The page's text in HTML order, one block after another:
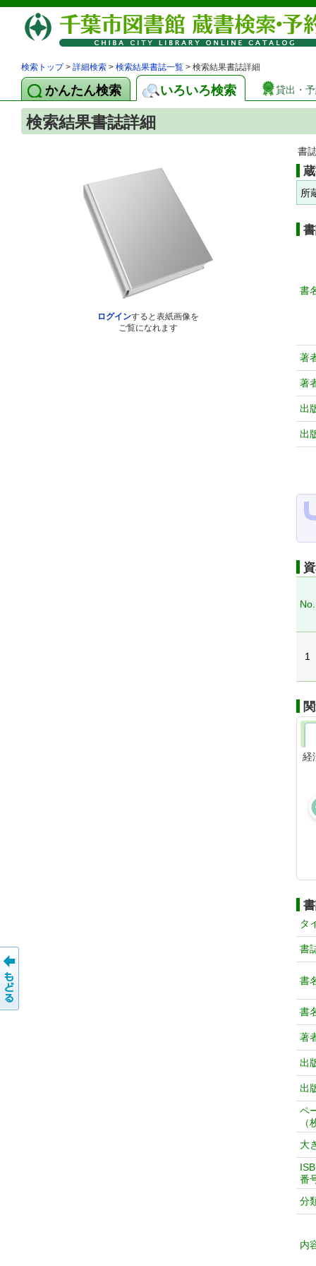
検索トップ> 詳細検索 > 検索結果書誌一覧 > 検索結果書誌詳細
かんたん検索 いろいろ検索 貸出・
検索結果書誌詳細
ログインすると表紙画像を
ご覧になれます
書
所
書
著
著
出
出
No.
1
経
タ
書
書
書
著
出
出
（
大
番
分
内